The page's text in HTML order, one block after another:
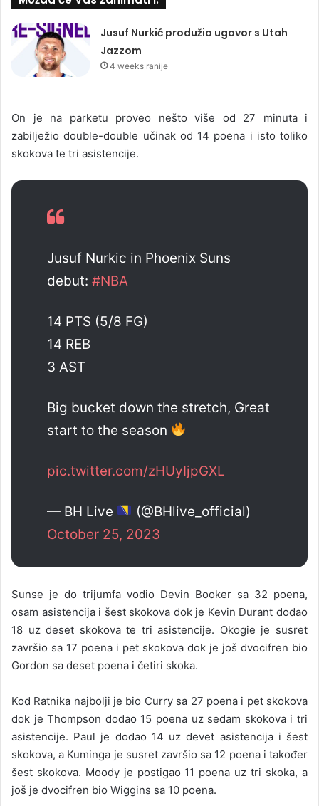
Jusuf Nurkić produžio ugovor s Utah
Jazzom
4 weeks ranije
On je na parketu proveo nešto više od 27 minuta i
zabilježio double-double učinak od 14 poena i isto toliko
skokova te tri asistencije.
Jusuf Nurkic in Phoenix Suns
debut: #NBA
14 PTS (5/8 FG)
14 REB
3 AST
Big bucket down the stretch, Great
start to the season
pic.twitter.com/zHUyIjpGXL
— BH Live
(@BHlive_official)
October 25, 2023
Sunse je do trijumfa vodio Devin Booker sa 32 poena,
osam asistencija i šest skokova dok je Kevin Durant dodao
18 uz deset skokova te tri asistencije. Okogie je susret
završio sa 17 poena i pet skokova dok je još dvocifren bio
Gordon sa deset poena i četiri skoka.
Kod Ratnika najbolji je bio Curry sa 27 poena i pet skokova
dok je Thompson dodao 15 poena uz sedam skokova i tri
asistencije. Paul je dodao 14 uz devet asistencija i šest
skokova, a Kuminga je susret završio sa 12 poena i također
šest skokova. Moody je postigao 11 poena uz tri skoka, a
još je dvocifren bio Wiggins sa 10 poena.